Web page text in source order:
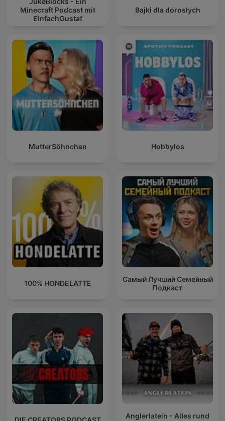
Minecraft Podcast mit
EinfachGustaf
Bajki dla dorosłych
MutterSöhnchen Hobbylos
100% HONDELATTE
Самый Лучший Семейный
Подкаст
Anglerlatein - Alles rund